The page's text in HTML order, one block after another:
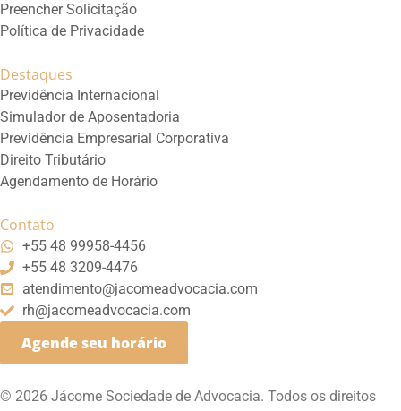
Preencher Solicitação
Política de Privacidade
Destaques
Previdência Internacional
Simulador de Aposentadoria
Previdência Empresarial Corporativa
Direito Tributário
Agendamento de Horário
Contato
+55 48 99958-4456
+55 48 3209-4476
atendimento@jacomeadvocacia.com
rh@jacomeadvocacia.com
Agende seu horário
© 2026 Jácome Sociedade de Advocacia. Todos os direitos